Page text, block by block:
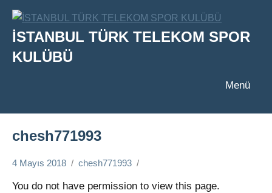
İçeriğe
İSTANBUL TÜRK TELEKOM SPOR
KULÜBÜ
Menü
chesh771993
4 Mayıs 2018 chesh771993
You do not have permission to view this page.